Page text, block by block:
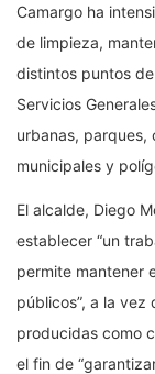
Camargo ha
de limpieza,
distintos puntos
Servicios
urbanas, parques,
municipales y
El alcalde, Diego
establecer “un
permite mantener
públicos”, a la vez
producidas como
el fin de